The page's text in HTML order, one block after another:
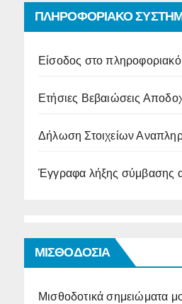
ΠΛΗΡΟΦΟΡΙΑΚΟ
Είσοδος στο
Ετήσιες Βεβαιώσεις
Δήλωση Στοιχείων
Έγγραφα λήξης σύμβασης
ΜΙΣΘΟΔΟΣΙΑ
Μισθοδοτικά σημειώματα